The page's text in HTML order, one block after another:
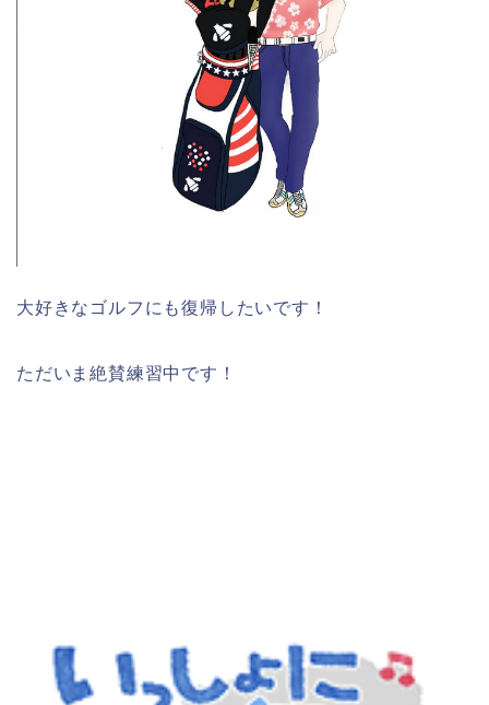
大好きなゴルフにも復帰したいです！
ただいま絶賛練習中です！